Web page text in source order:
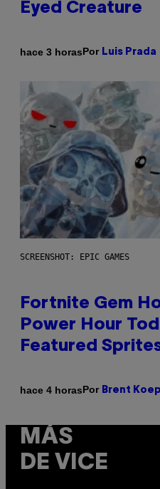
Eyed Creature
hace 3 horasPor Luis Prada
SCREENSHOT: EPIC GAMES
Fortnite Gem
Power Hour
Featured
hace 4 horasPor Brent
MÁS
DE VICE